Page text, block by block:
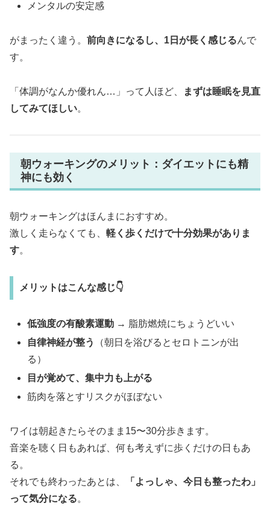
メンタルの安定感
がまったく違う。 前向きになるし、1日が長く感じるんで
す。
「体調がなんか優れん…」って人ほど、
まずは睡眠を見直
してみてほしい。
朝ウォーキングのメリット：ダイエットにも精
神にも効く
朝ウォーキングはほんまにおすすめ。
激しく走らなくても、 軽く歩くだけで十分効果がありま
す。
メリットはこんな感じ👇
低強度の有酸素運動 → 脂肪燃焼にちょうどいい
自律神経が整う
（朝日を浴びるとセロトニンが出
る）
目が覚めて、集中力も上がる
筋肉を落とすリスクがほぼない
ワイは朝起きたらそのまま15〜30分歩きます。
音楽を聴く日もあれば、何も考えずに歩くだけの日もあ
る。
それでも終わったあとは、
「よっしゃ、今日も整ったわ」
って気分になる。